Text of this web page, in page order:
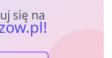
się na